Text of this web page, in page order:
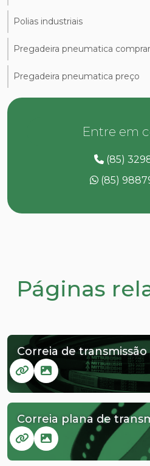
Polias industriais
Pregadeira pneumatica comprar
Pregadeira pneumatica preço
Entre em
(85)
(85)
Páginas
Correia de
Correia plana de